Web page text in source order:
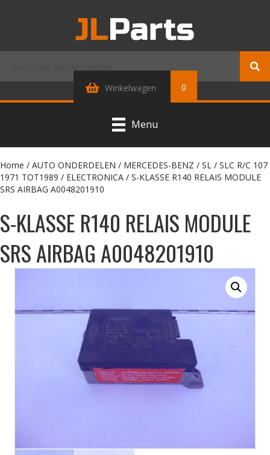
Winkelwagen 0
Menu
Home / AUTO ONDERDELEN / MERCEDES-BENZ / SL / SLC R/C 107
1971 TOT1989 / ELECTRONICA / S-KLASSE R140 RELAIS MODULE
SRS AIRBAG A0048201910
S-KLASSE R140 RELAIS MODULE
SRS AIRBAG A0048201910